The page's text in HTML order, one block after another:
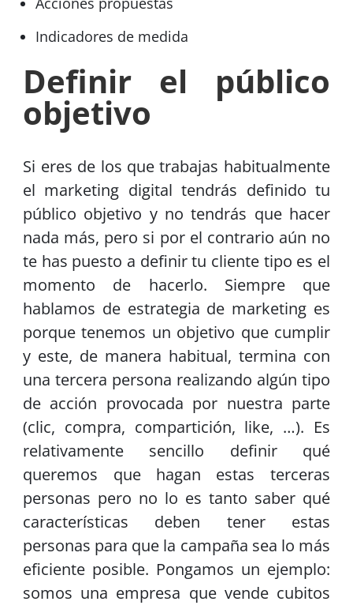
Indicadores de medida
Definir el público
objetivo
Si eres de los que trabajas habitualmente
el marketing digital tendrás definido tu
público objetivo y no tendrás que hacer
nada más, pero si por el contrario aún no
te has puesto a definir tu cliente tipo es el
momento de hacerlo. Siempre que
hablamos de estrategia de marketing es
porque tenemos un objetivo que cumplir
y este, de manera habitual, termina con
una tercera persona realizando algún tipo
de acción provocada por nuestra parte
(clic, compra, compartición, like, …). Es
relativamente sencillo definir qué
queremos que hagan estas terceras
personas pero no lo es tanto saber qué
características deben tener estas
personas para que la campaña sea lo más
eficiente posible. Pongamos un ejemplo:
somos una empresa que vende cubitos